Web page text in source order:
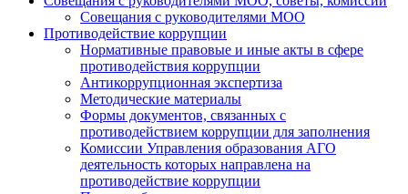
Совещания с руководителями МОО
Противодействие коррупции
Нормативные правовые и иные акты в сфере
противодействия коррупции
Антикоррупционная экспертиза
Методические материалы
Формы документов, связанных с
противодействием коррупции для заполнения
Комиссии Управления образования АГО
деятельность которых направлена на
противодействие коррупции